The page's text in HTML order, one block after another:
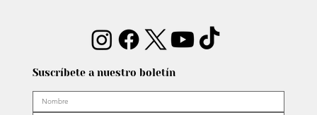
Suscríbete a nuestro boletín